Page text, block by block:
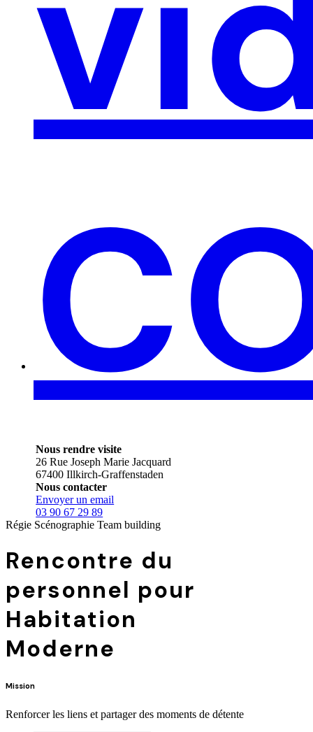
Nous rendre visite
26 Rue Joseph Marie Jacquard
67400 Illkirch-Graffenstaden
Nous contacter
Envoyer un email
03 90 67 29 89
Régie Scénographie Team building
Rencontre du
personnel pour
Habitation
Moderne
Mission
Renforcer les liens et partager des moments de détente